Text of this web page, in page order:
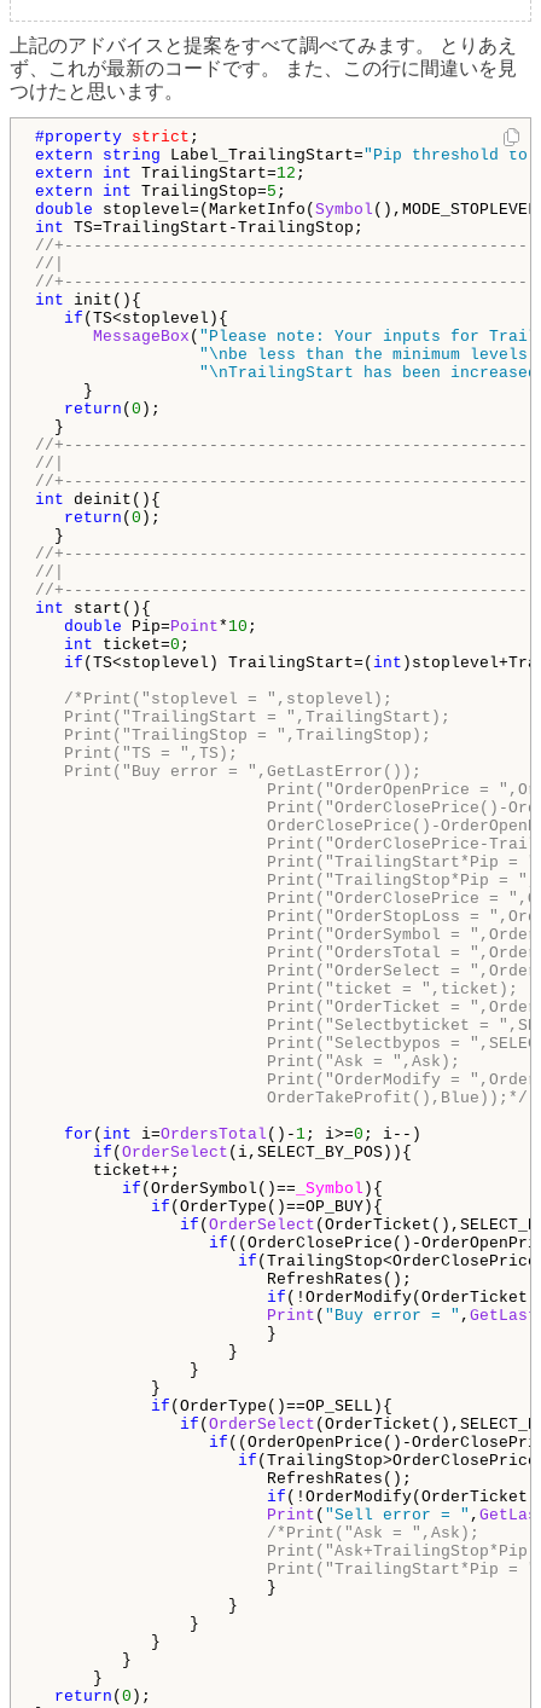
上記のアドバイスと提案をすべて調べてみます。 とりあえ
ず、これが最新のコードです。 また、この行に間違いを見
つけたと思います。
#property strict
extern
string Label_TrailingStart="Pip threshold to
extern
int TrailingStart=12
extern
int TrailingStop=5
double stoplevel=(MarketInfo( Symbol
int
//
//|
//
int init(){
if (TS<stoplevel){
MessageBox ( "Please note: Your inputs for
"\nbe less than the minimum
"\nTrailingStart has been
}
return ( 0 );
//
//|
//
int deinit(){
return ( 0 );
//
//|
//
int start(){
double Pip=Point* 10 ;
int ticket=0 ;
if (TS<stoplevel) TrailingStart=( int
/*Print("stoplevel = ",stoplevel);
Print("TrailingStart = ",TrailingStart);
Print("TrailingStop = ",TrailingStop);
Print("TS = ",TS);
Print("Buy error = ",GetLastError());
Print("OrderOpenPrice =
Print("OrderClosePrice()-
OrderClosePrice()-
Print("OrderClosePrice-
Print("TrailingStart*Pip =
Print("TrailingStop*Pip =
Print("OrderClosePrice =
Print("OrderStopLoss =
Print("OrderSymbol =
Print("OrdersTotal =
Print("OrderSelect =
Print("ticket = ",ticket);
Print("OrderTicket =
Print("Selectbyticket =
Print("Selectbypos =
Print("Ask = ",Ask);
Print("OrderModify =
OrderTakeProfit(),Blue));*/
for ( int i=OrdersTotal ()- 1; i>=0 ; i--)
if ( OrderSelect (i,SELECT_BY_POS)){
ticket++;
if (OrderSymbol()== _Symbol ){
if (OrderType()==OP_BUY){
if ( OrderSelect
if ((OrderClosePrice()-
if
RefreshRates();
if
Print ( "Buy error = " ,
}
}
}
}
if (OrderType()==OP_SELL){
if ( OrderSelect
if ((OrderOpenPrice()-
if
RefreshRates();
if
Print ( "Sell error = " ,
/*Print("Ask = ",Ask);
Print("Ask+TrailingStop*Pip =
Print("TrailingStart*Pip =
}
}
}
}
}
}
return ( 0 );